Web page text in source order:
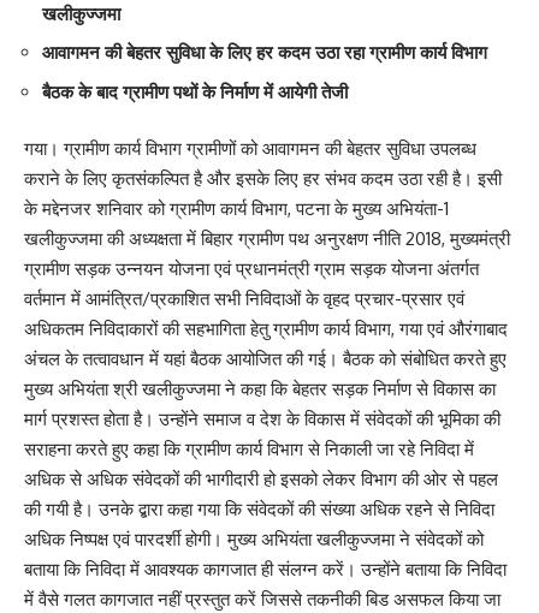
खलीकुज्जमा
आवागमन की बेहतर सुविधा के लिए हर कदम उठा रहा ग्रामीण कार्य विभाग
बैठक के बाद ग्रामीण पथों के निर्माण में आयेगी तेजी
गया। ग्रामीण कार्य विभाग ग्रामीणों को आवागमन की बेहतर सुविधा उपलब्ध
कराने के लिए कृतसंकल्पित है और इसके लिए हर संभव कदम उठा रही है। इसी
के मद्देनजर शनिवार को ग्रामीण कार्य विभाग, पटना के मुख्य अभियंता-1
खलीकुज्जमा की अध्यक्षता में बिहार ग्रामीण पथ अनुरक्षण नीति 2018, मुख्यमंत्री
ग्रामीण सड़क उन्नयन योजना एवं प्रधानमंत्री ग्राम सड़क योजना अंतर्गत
वर्तमान में आमंत्रित/प्रकाशित सभी निविदाओं के वृहद प्रचार-प्रसार एवं
अधिकतम निविदाकारों की सहभागिता हेतु ग्रामीण कार्य विभाग, गया एवं औरंगाबाद
अंचल के तत्वावधान में यहां बैठक आयोजित की गई। बैठक को संबोधित करते हुए
मुख्य अभियंता श्री खलीकुज्जमा ने कहा कि बेहतर सड़क निर्माण से विकास का
मार्ग प्रशस्त होता है। उन्होंने समाज व देश के विकास में संवेदकों की भूमिका की
सराहना करते हुए कहा कि ग्रामीण कार्य विभाग से निकाली जा रहे निविदा में
अधिक से अधिक संवेदकों की भागीदारी हो इसको लेकर विभाग की ओर से पहल
की गयी है। उनके द्बारा कहा गया कि संवेदकों की संख्या अधिक रहने से निविदा
अधिक निष्पक्ष एवं पारदर्शी होगी। मुख्य अभियंता खलीकुज्जमा ने संवेदकों को
बताया कि निविदा में आवश्यक कागजात ही संलग्न करें। उन्होंने बताया कि निविदा
में वैसे गलत कागजात नहीं प्रस्तुत करें जिससे तकनीकी बिड असफल किया जा